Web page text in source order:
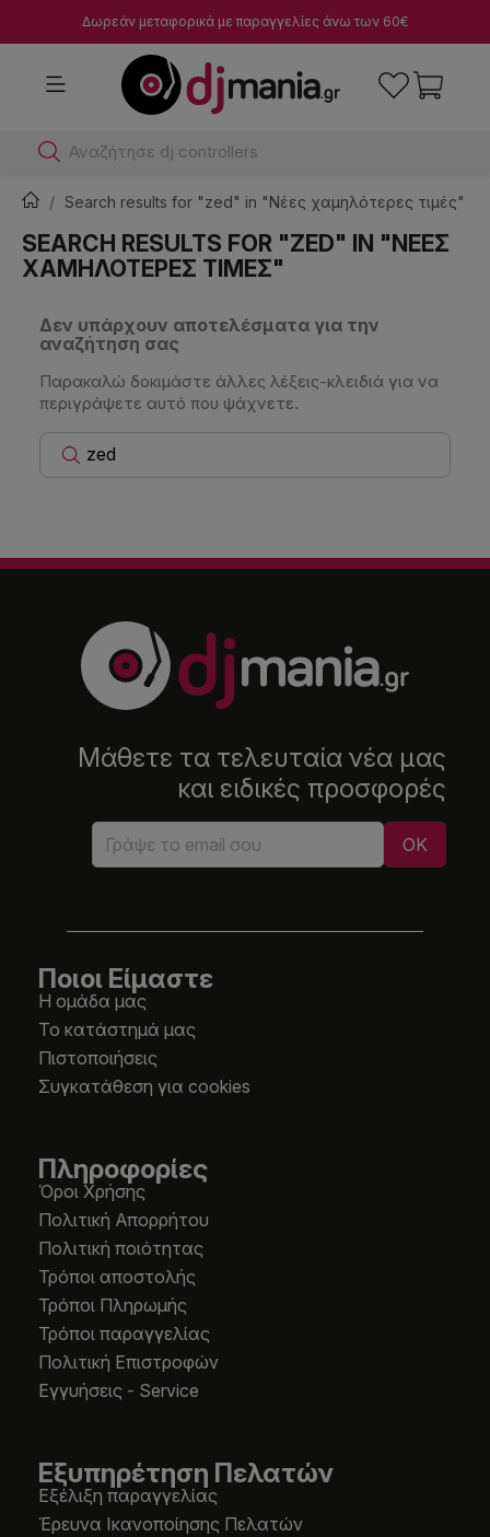
Δωρεάν μεταφορικά με παραγγελίες άνω των 60€
Αναζήτησε dj controllers
Search results for "zed" in "Νέες χαμηλότερες τιμές"
SEARCH RESULTS FOR "ZED" IN "ΝΈΕΣ
ΧΑΜΗΛΌΤΕΡΕΣ ΤΙΜΈΣ"
Δεν υπάρχουν αποτελέσματα για την
αναζήτηση σας
Παρακαλώ δοκιμάστε άλλες λέξεις-κλειδιά για να
περιγράψετε αυτό που ψάχνετε.
Μάθετε τα τελευταία νέα μας
και ειδικές προσφορές
Ποιοι Είμαστε
Η ομάδα μας
Το κατάστημά μας
Πιστοποιήσεις
Συγκατάθεση για cookies
Πληροφορίες
Όροι Χρήσης
Πολιτική Απορρήτου
Πολιτική ποιότητας
Τρόποι αποστολής
Τρόποι Πληρωμής
Τρόποι παραγγελίας
Πολιτική Επιστροφών
Εγγυήσεις - Service
Εξυπηρέτηση Πελατών
Εξέλιξη παραγγελίας
Έρευνα Ικανοποίησης Πελατών